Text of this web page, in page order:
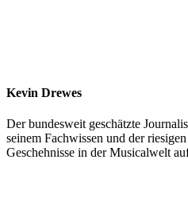
Kevin Drewes
Der bundesweit geschätzte
seinem Fachwissen und der
Geschehnisse in der Musicalwelt